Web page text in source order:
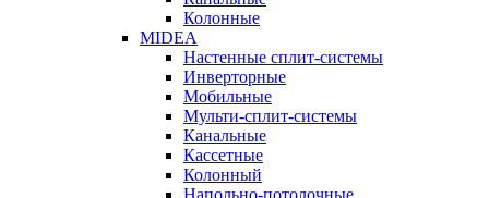
Колонные
MIDEA
Настенные сплит-системы
Инверторные
Мобильные
Мульти-сплит-системы
Канальные
Кассетные
Колонный
Напольно-потолочные